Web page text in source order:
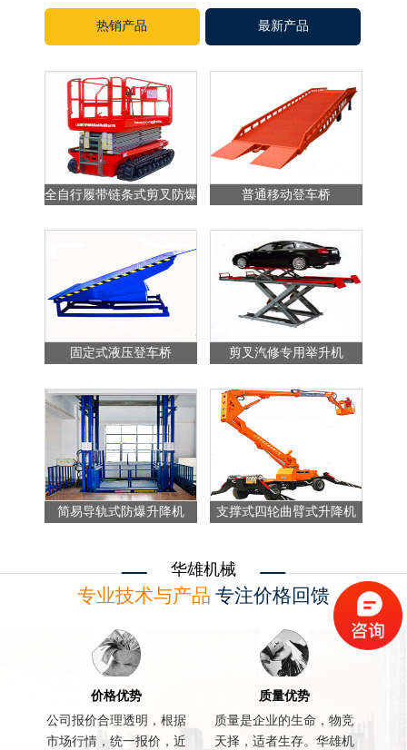
热销产品 最新产品
全自行履带链条式剪叉防爆
普通移动登车桥
固定式液压登车桥 剪叉汽修专用举升机
简易导轨式防爆升降机 支撑式四轮曲臂式升降机
华雄机械
专业技术与产品 专注价格回馈
价格优势
公司报价合理透明，根据
市场行情，统一报价，近
质量优势
质量是企业的生命，物竞
天择，适者生存。华雄机